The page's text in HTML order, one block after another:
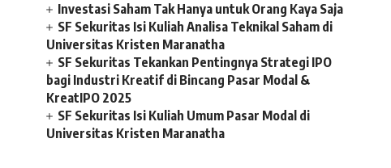
Investasi Saham Tak Hanya untuk Orang Kaya Saja
SF Sekuritas Isi Kuliah Analisa Teknikal Saham di
Universitas Kristen Maranatha
SF Sekuritas Tekankan Pentingnya Strategi IPO
bagi Industri Kreatif di Bincang Pasar Modal &
KreatIPO 2025
SF Sekuritas Isi Kuliah Umum Pasar Modal di
Universitas Kristen Maranatha